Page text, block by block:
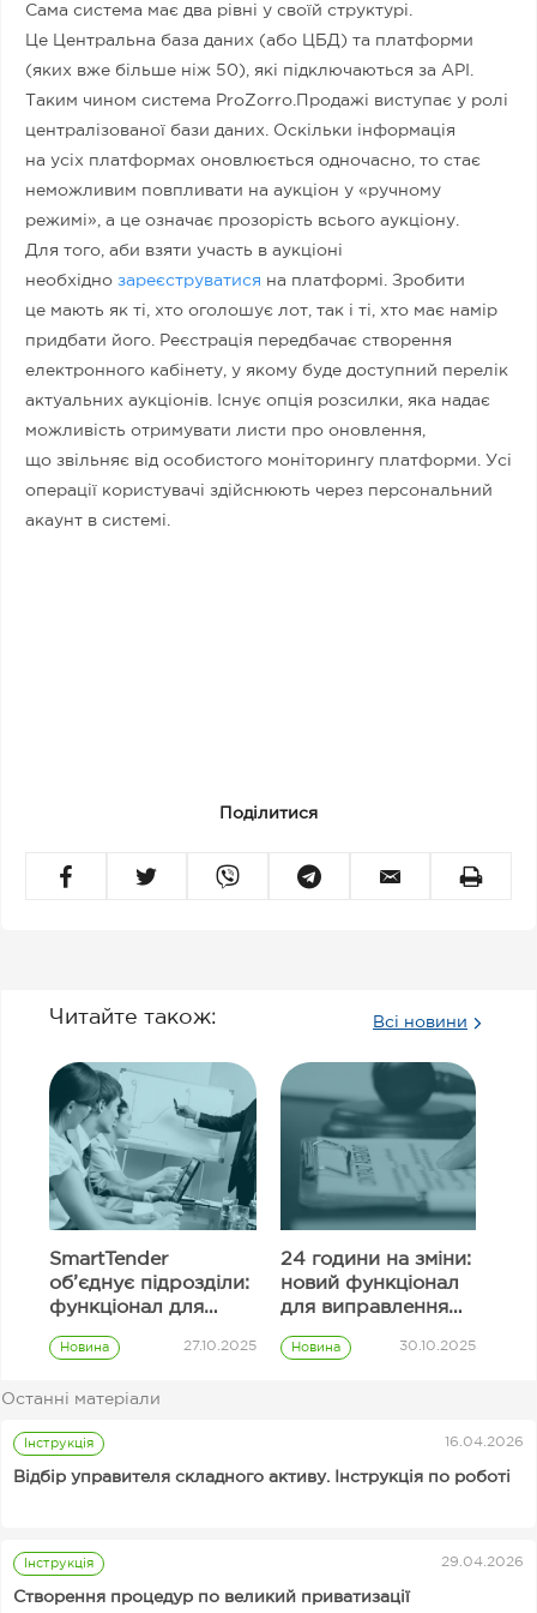
Сама система має два рівні у своїй структурі.
Це Центральна база даних (або ЦБД) та платформи
(яких вже більше ніж 50), які підключаються за API.
Таким чином система ProZorro.Продажі виступає у ролі
централізованої бази даних. Оскільки інформація
на усіх платформах оновлюється одночасно, то стає
неможливим повпливати на аукціон у «ручному
режимі», а це означає прозорість всього аукціону.
Для того, аби взяти участь в аукціоні
необхідно зареєструватися на платформі. Зробити
це мають як ті, хто оголошує лот, так і ті, хто має намір
придбати його. Реєстрація передбачає створення
електронного кабінету, у якому буде доступний перелік
актуальних аукціонів. Існує опція розсилки, яка надає
можливість отримувати листи про оновлення,
що звільняє від особистого моніторингу платформи. Усі
операції користувачі здійснюють через персональний
акаунт в системі.
Поділитися
Останні матеріали
Інструкція 16.04.2026
Відбір управителя складного активу. Інструкція по роботі
Інструкція
Інструкції для організаторів аукціонів Prozorro.Продажі
29.04.2026
Створення процедур по великий приватизації
Читайте також: Всі новини
SmartTender
об’єднує підрозділи:
функціонал для
узгодження
закупівель
Новина
закупівлі
27.10.2025
24 години на зміни:
новий функціонал
для виправлення
інформації в полях
тендерної
Новина 30.10.2025
тендерної
інвестують в AI —